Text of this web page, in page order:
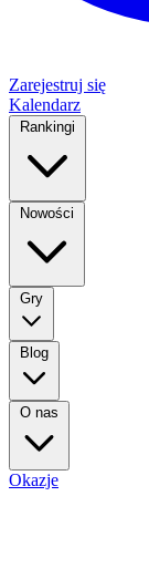
Zarejestruj się
Kalendarz
Rankingi
Nowości
Gry
Blog
O nas
Okazje